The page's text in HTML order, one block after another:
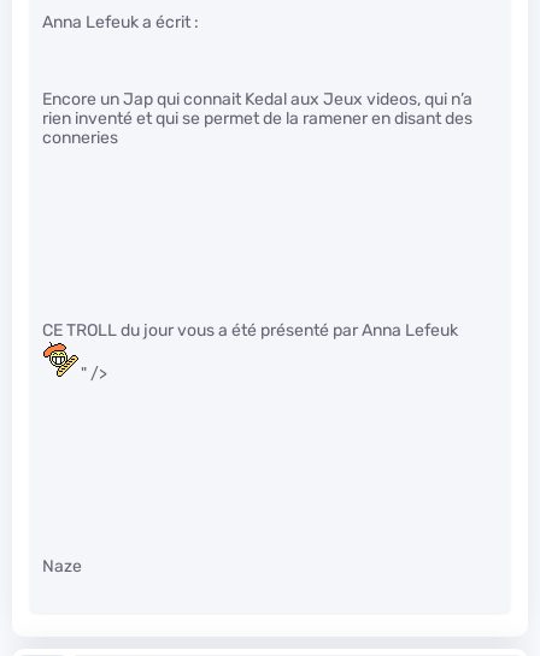
Anna Lefeuk a écrit :
Encore un Jap qui connait Kedal aux Jeux videos, qui n’a
rien inventé et qui se permet de la ramener en disant des
conneries
CE TROLL du jour vous a été présenté par Anna Lefeuk
" />
Naze